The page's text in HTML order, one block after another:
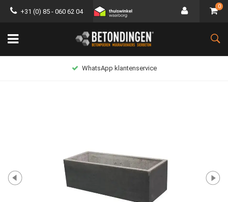
+31 (0) 85 - 060 62 04
0
WhatsApp klantenservice